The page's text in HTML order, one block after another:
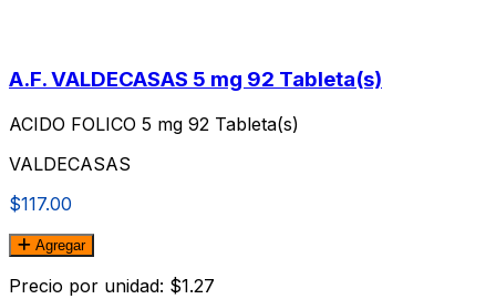
A.F. VALDECASAS 5 mg 92 Tableta(s)
ACIDO FOLICO 5 mg 92 Tableta(s)
VALDECASAS
$117.00
Agregar
Precio por unidad: $1.27